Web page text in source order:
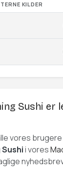
KILDER
Sushi er
vores
Sushii vores